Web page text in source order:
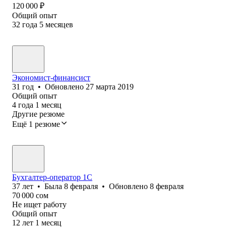
120 000 ₽
Общий опыт
32 года 5 месяцев
Экономист-финансист
31 год • Обновлено 27 марта 2019
Общий опыт
4 года 1 месяц
Другие резюме
Ещё 1 резюме
Бухгалтер-оператор 1С
37 лет • Была 8 февраля • Обновлено 8 февраля
70 000 сом
Не ищет работу
Общий опыт
12 лет 1 месяц